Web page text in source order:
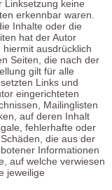
Linksetzung keine
erkennbar waren.
Inhalte oder die
hat der Autor
ausdrücklich
Seiten, die nach der
gilt für alle
Links und
eingerichteten
Mailinglisten
auf deren Inhalt
fehlerhafte oder
die aus der
Informationen
auf welche verwiesen
jeweilige